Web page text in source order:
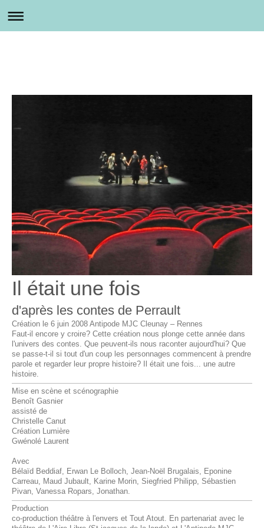
Il était une fois
d'après les contes de Perrault
Création le 6 juin 2008 Antipode MJC Cleunay – Rennes
Faut-il encore y croire? Cette création nous plonge cette année dans
l'univers des contes. Que peuvent-ils nous raconter aujourd'hui? Que
se passe-t-il si tout d'un coup les personnages commencent à prendre
parole et regarder leur propre histoire? Il était une fois... une autre
histoire.
Mise en scène et scénographie
Benoît Gasnier
assisté de
Christelle Canut
Création Lumière
Gwénolé Laurent
Avec
Bélaïd Beddiaf, Erwan Le Bolloch, Jean-Noël Brugalais, Eponine
Carreau, Maud Jubault, Karine Morin, Siegfried Philipp, Sébastien
Pivan, Vanessa Ropars, Jonathan.
Production
co-production théâtre à l'envers et Tout Atout. En partenariat avec le